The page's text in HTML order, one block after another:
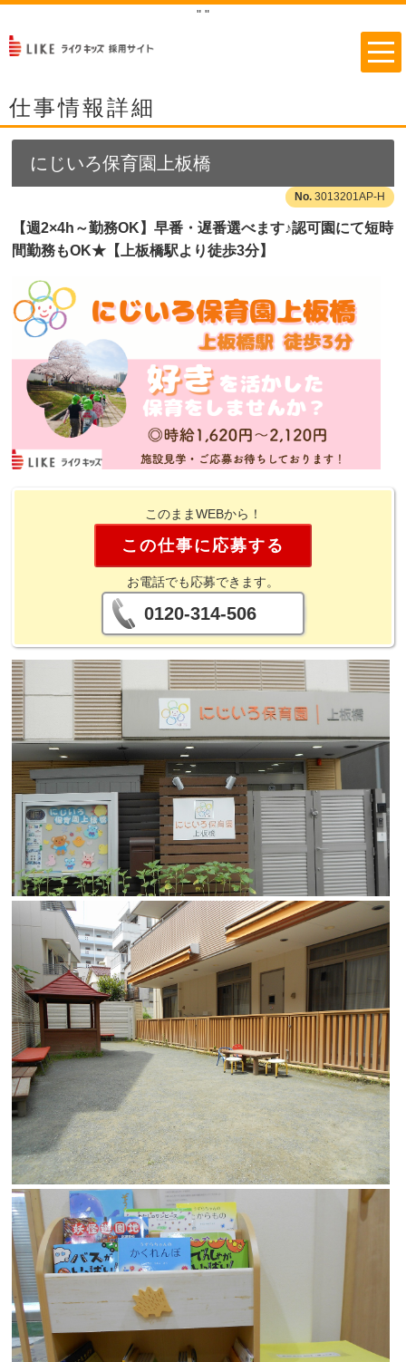
" "
仕事情報詳細
にじいろ保育園上板橋
3013201AP-H
【週2×4h～勤務OK】早番・遅番選べます♪認可園にて短時
間勤務もOK★【上板橋駅より徒歩3分】
このままWEBから！
この仕事に応募する
お電話でも応募できます。
0120-314-506